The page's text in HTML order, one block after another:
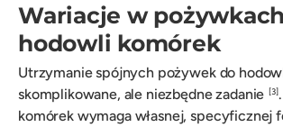
Wariacje w
hodowli komórek
Utrzymanie spójnych pożywek do
skomplikowane, ale niezbędne zadanie
[3]
komórek wymaga własnej, specyficznej